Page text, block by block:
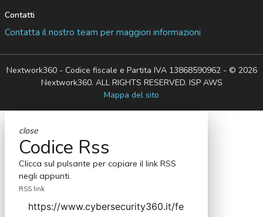
Contatti
Contatta il nostro team per maggiori informazioni
Nextwork360 - Codice fiscale e Partita IVA 13868590962 - © 2026
Nextwork360. ALL RIGHTS RESERVED. ISP AWS
Mappa del sito
close
Codice Rss
Clicca sul pulsante per copiare il link RSS
negli appunti.
RSS link